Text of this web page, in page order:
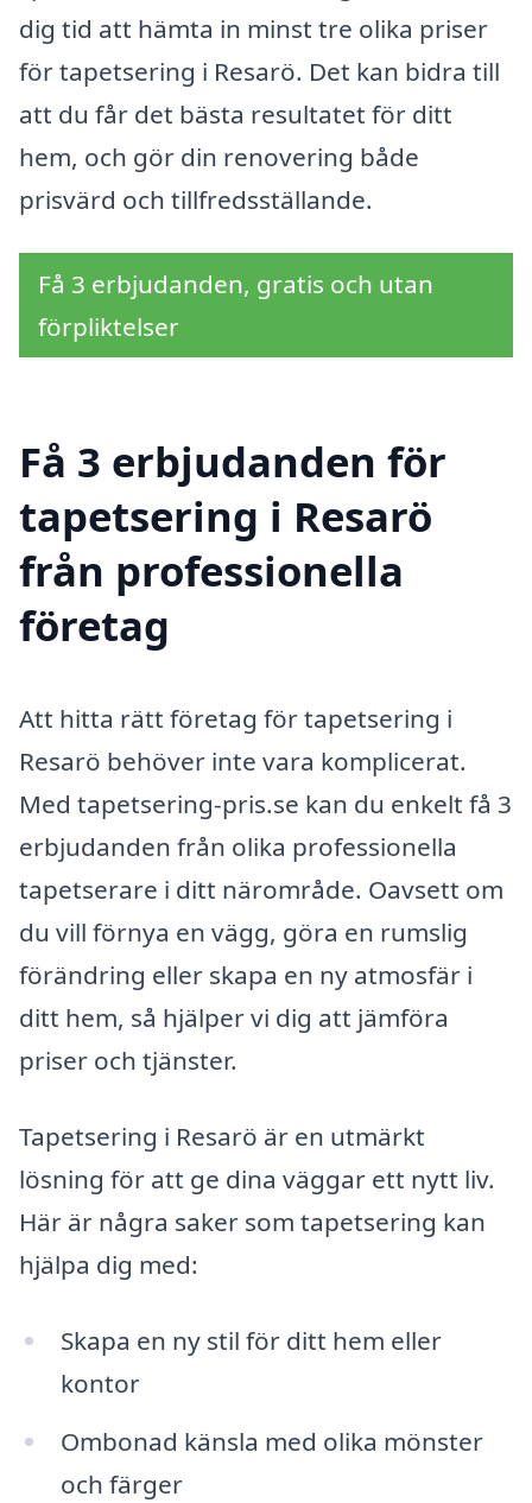
dig tid att hämta in minst tre olika priser
för tapetsering i Resarö. Det kan bidra till
att du får det bästa resultatet för ditt
hem, och gör din renovering både
prisvärd och tillfredsställande.
Få 3 erbjudanden, gratis och utan
förpliktelser
Få 3 erbjudanden för
tapetsering i Resarö
från professionella
företag
Att hitta rätt företag för tapetsering i
Resarö behöver inte vara komplicerat.
Med tapetsering-pris.se kan du enkelt få 3
erbjudanden från olika professionella
tapetserare i ditt närområde. Oavsett om
du vill förnya en vägg, göra en rumslig
förändring eller skapa en ny atmosfär i
ditt hem, så hjälper vi dig att jämföra
priser och tjänster.
Tapetsering i Resarö är en utmärkt
lösning för att ge dina väggar ett nytt liv.
Här är några saker som tapetsering kan
hjälpa dig med:
Skapa en ny stil för ditt hem eller
kontor
Ombonad känsla med olika mönster
och färger